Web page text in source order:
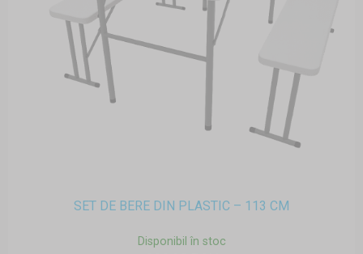
SET DE BERE DIN PLASTIC – 113 CM
Disponibil în stoc